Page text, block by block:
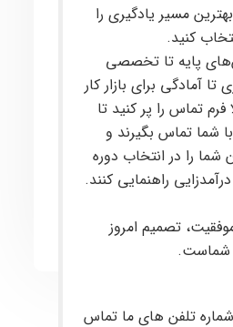
تخصصی
به معامله در بازارهای مالی
و کریپتو، طراحی شده است. در
مانندپرایس اکشن،تحلیل
مدیریت سرمایهو روانشناسی
آموزش داده می‌شود. هدف
به سطح حرفه‌ایو
مسیر یادگیری را
کنید.
پایه تا تخصصی
آمادگی برای بازار کار
تماس را پر کنید تا
شما تماس بگیرند و
شما را در انتخاب دوره
راهنمایی کنند.
تصمیم امروز
شماست.
شماره تلفن های ما تماس